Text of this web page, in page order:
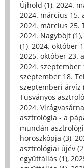
Újhold (1), 2024.
2024. március 15.
2024. március 25.
2024. Nagyböjt (1),
(1), 2024. október
2025. október 23.
2024. szeptember
szeptember 18.
szeptemberi árvíz
Tusványos
2024.
asztrológia - a
mundán
horoszkópja (3),
asztrológiai újév
együttállás (1),